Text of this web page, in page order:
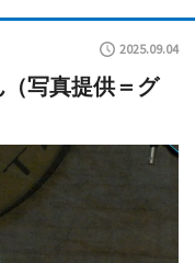
2025.09.04
写真提供＝グ